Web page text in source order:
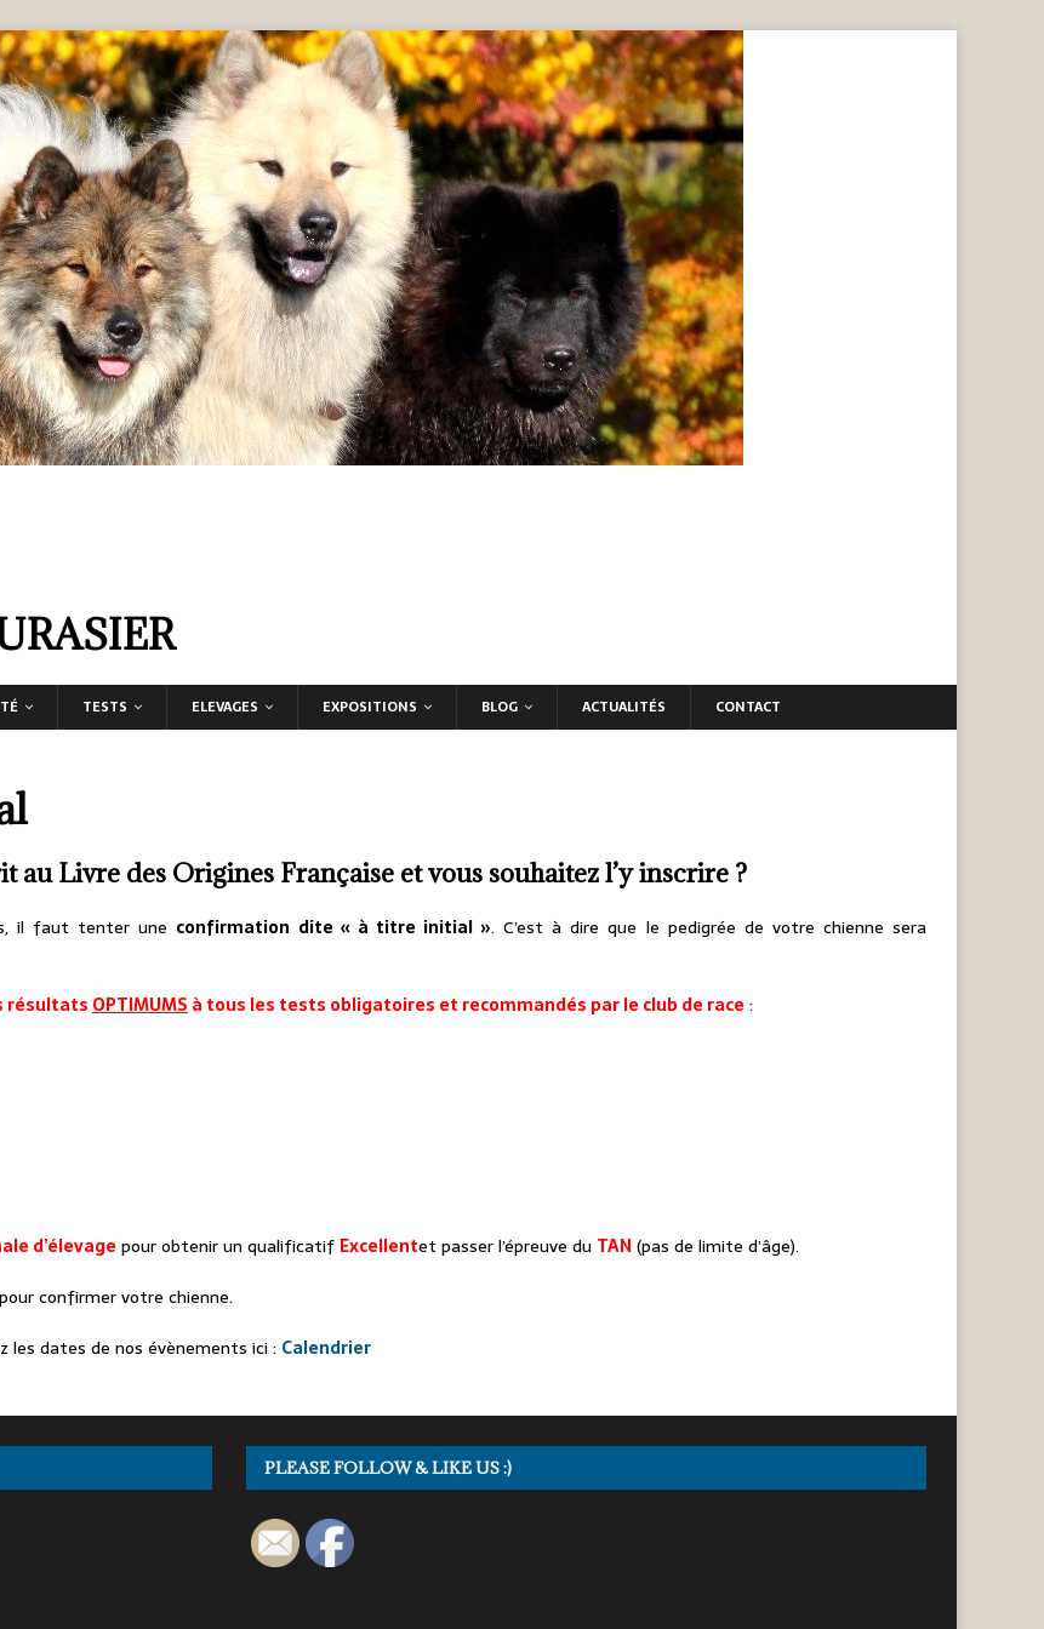
TESTS ELEVAGES EXPOSITIONS BLOG ACTUALITÉS CONTACT
au Livre des Origines Française et vous souhaitez l’y inscrire ?
il faut tenter une confirmation dite « à titre initial ». C’est à dire que le pedigrée de votre chienne sera
résultats OPTIMUMS à tous les tests obligatoires et recommandés par le club de race :
d’élevage pour obtenir un qualificatif Excellentet passer l’épreuve du TAN(pas de limite d’âge).
confirmer votre chienne.
les dates de nos évènements ici : Calendrier
PLEASE FOLLOW & LIKE US :)